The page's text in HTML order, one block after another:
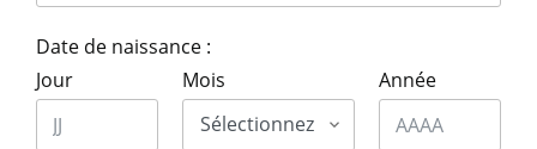
Date de naissance :
Jour
Mois Année